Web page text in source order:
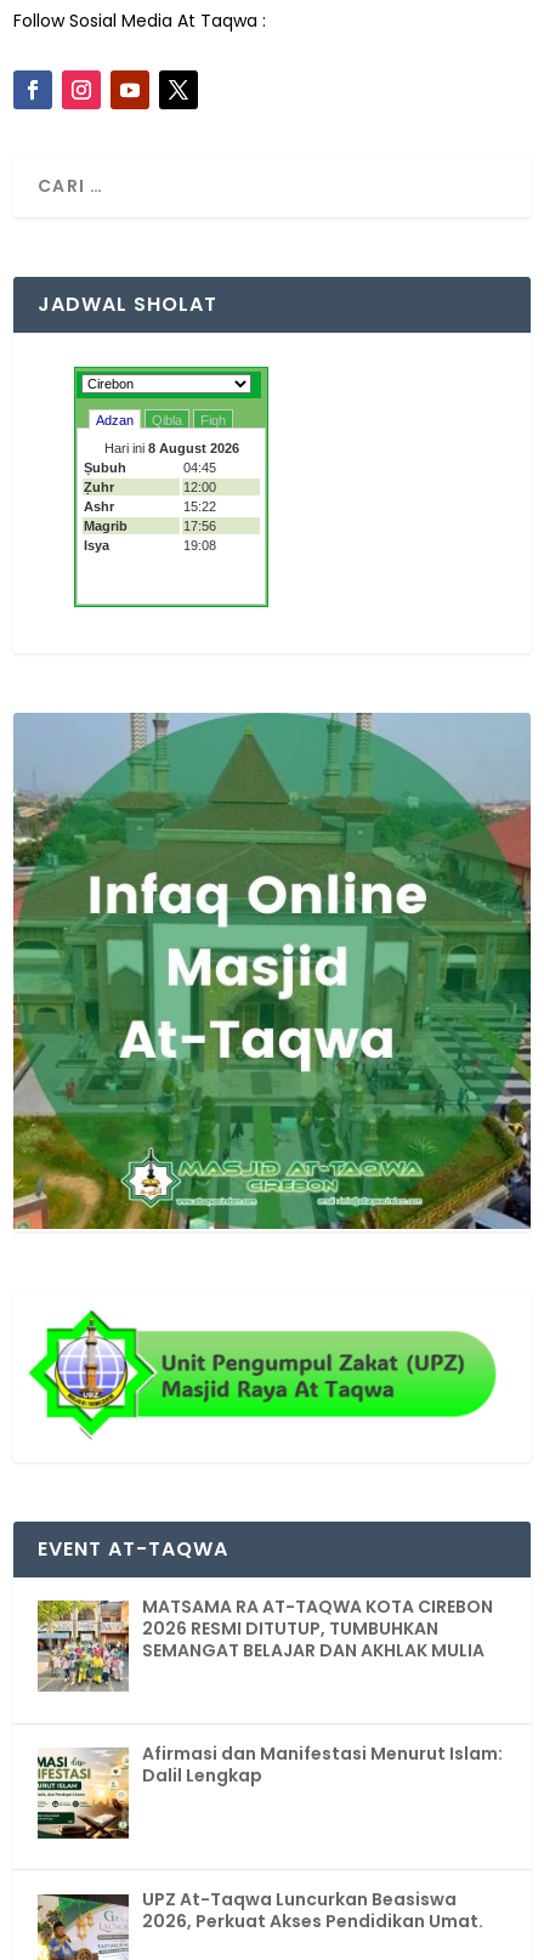
Follow Sosial Media At Taqwa :
JADWAL SHOLAT
EVENT AT-TAQWA
MATSAMA RA AT-TAQWA KOTA CIREBON
2026 RESMI DITUTUP, TUMBUHKAN
SEMANGAT BELAJAR DAN AKHLAK MULIA
Afirmasi dan Manifestasi Menurut Islam:
Dalil Lengkap
UPZ At-Taqwa Luncurkan Beasiswa
2026, Perkuat Akses Pendidikan Umat.